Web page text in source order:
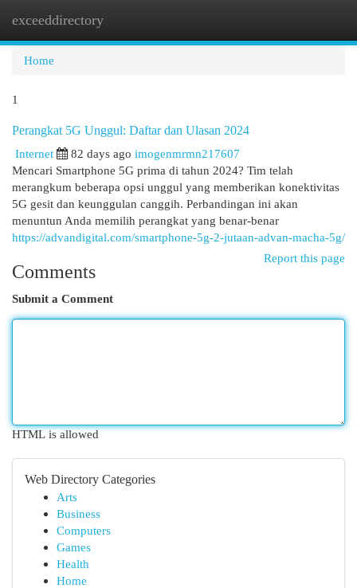
exceeddirectory
Home
1
Perangkat 5G Unggul: Daftar dan Ulasan 2024
Internet
82 days ago imogenmrmn217607
Mencari Smartphone 5G prima di tahun 2024? Tim telah
merangkum beberapa opsi unggul yang memberikan konektivitas
5G gesit dan keunggulan canggih. Perbandingan ini akan
menuntun Anda memilih perangkat yang benar-benar
https://advandigital.com/smartphone-5g-2-jutaan-advan-macha-5g/
Report this page
Comments
Submit a Comment
HTML is allowed
Web Directory Categories
Arts
Business
Computers
Games
Health
Home